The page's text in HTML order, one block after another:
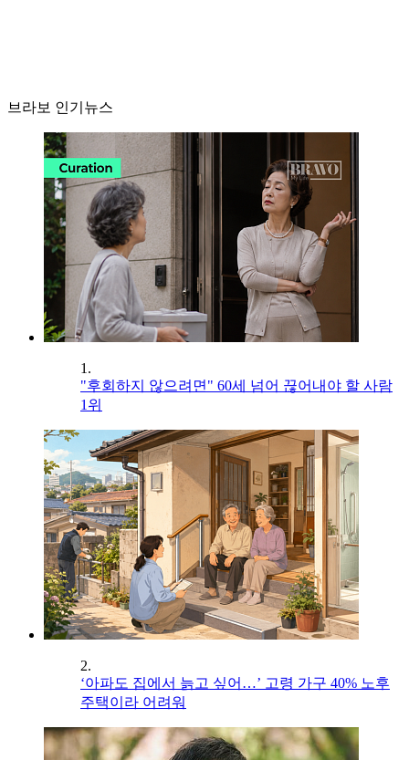
브라보 인기뉴스
1.
"후회하지 않으려면" 60세 넘어 끊어내야 할 사람
1위
2.
‘아파도 집에서 늙고 싶어…’ 고령 가구 40% 노후
주택이라 어려워